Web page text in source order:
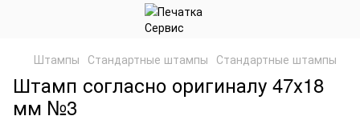
Штампы Стандартные штампы Стандартные штампы
Штамп согласно оригиналу 47х18
мм №3